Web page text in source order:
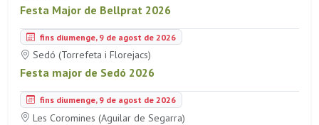
Festa Major de Bellprat 2026
fins diumenge, 9 de agost de 2026
Sedó (Torrefeta i Florejacs)
Festa major de Sedó 2026
fins diumenge, 9 de agost de 2026
Les Coromines (Aguilar de Segarra)